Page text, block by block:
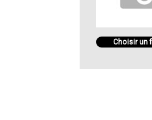
Choisir un